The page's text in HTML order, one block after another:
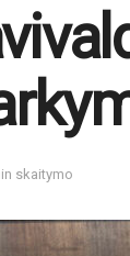
skaitymo